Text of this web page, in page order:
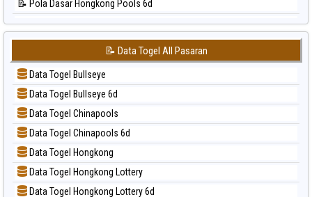
📊 Statistik Singapore
📊 Statistik Sydney
📊 Statistik Sydney Lottery
📊 Statistik Sydney Lottery 6d
📊 Statistik Sydney Lotto
📊 Statistik Sydney Pools 6d
📊 Statistik Taipei
📊 Statistik Taiwan
📝 Pola Dasar Hongkong Pools 6d
📝 Pola Dasar Japan
📝 Pola Dasar Japan 6d
📝 Pola Dasar Korea
📝 Pola Dasar Kuda Lari
📝 Pola Dasar Magnum Cambodia
📝 Pola Dasar Nagoya
📝 Pola Dasar North Carolina Day
📝 Pola Dasar Pcso
📝 Pola Dasar Sao Paulo
📝 Data Togel All Pasaran
Data Togel Bullseye
Data Togel Bullseye 6d
Data Togel Chinapools
Data Togel Chinapools 6d
Data Togel Hongkong
Data Togel Hongkong Lottery
Data Togel Hongkong Lottery 6d